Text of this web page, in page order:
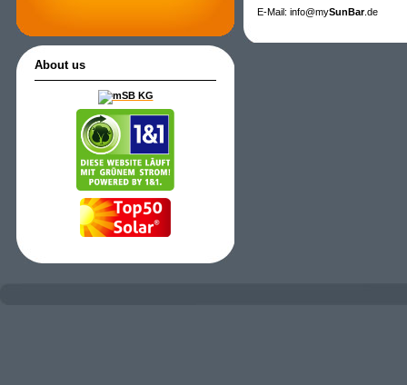
About us
E-Mail: info@mySunBar.de